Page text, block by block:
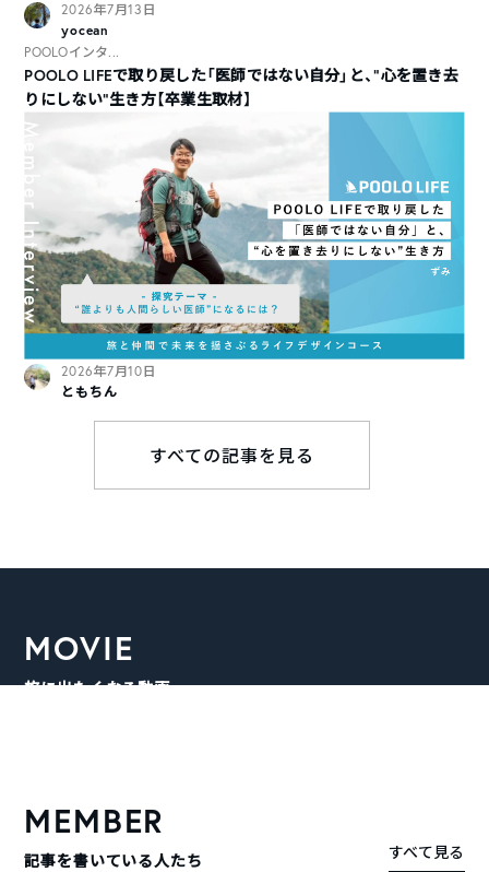
2026年7月13日
yocean
POOLOインタ...
POOLO LIFEで取り戻した「医師ではない自分」と、“心を置き去
りにしない”生き方【卒業生取材】
2026年7月10日
ともちん
すべての記事を見る
MOVIE
旅に出たくなる動画
MEMBER
記事を書いている人たち すべて見る